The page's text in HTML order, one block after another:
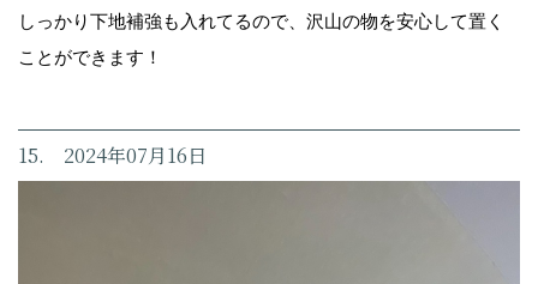
しっかり下地補強も入れてるので、沢山の物を安心して置く
ことができます！
15. 2024年07月16日